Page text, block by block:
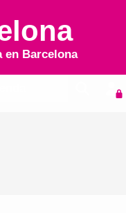
en Barcelona